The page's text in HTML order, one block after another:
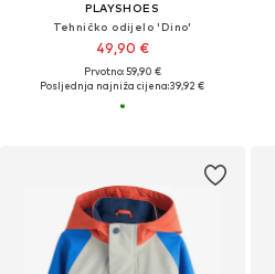
PLAYSHOES
Tehničko odijelo 'Dino'
49,90 €
Prvotno: 59,90 €
Posljednja najniža cijena:39,92 €